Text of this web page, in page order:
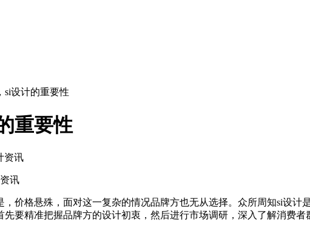
si设计的重要性
重要性
资讯
讯
格悬殊，面对这一复杂的情况品牌方也无从选择。众所周知si设计
要精准把握品牌方的设计初衷，然后进行市场调研，深入了解消费者